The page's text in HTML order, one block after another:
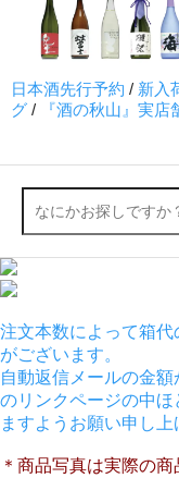
日本酒先行予約 / 新入
グ / 『酒の秋山』実
注文本数によって箱
がございます。
自動返信メールの金
のリンクページの中
ますようお願い申し上
＊商品写真は実際の